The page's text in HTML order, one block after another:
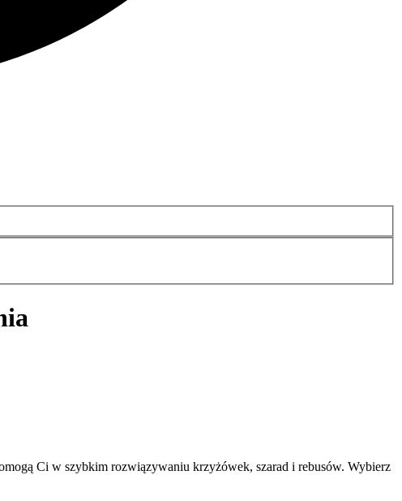
Ci w szybkim rozwiązywaniu krzyżówek, szarad i rebusów. Wybierz